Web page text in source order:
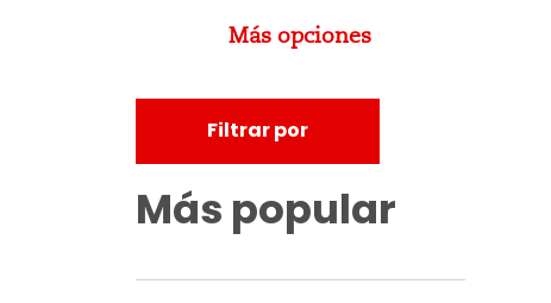
Más opciones
Filtrar por
Más popular